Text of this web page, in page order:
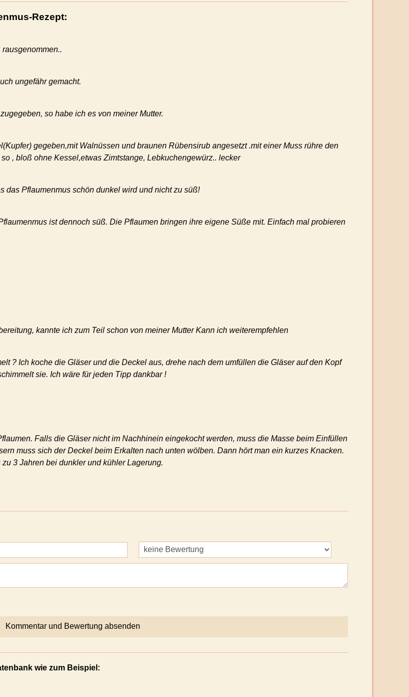
Rezept:
ungefähr gemacht.
so habe ich es von meiner Mutter.
gegeben,mit Walnüssen und braunen Rübensirub angesetzt .mit einer Muss rühre den
, bloß ohne Kessel,etwas Zimtstange, Lebkuchengewürz.. lecker
das Pflaumenmus schön dunkel wird und nicht zu süß!
ist dennoch süß. Die Pflaumen bringen ihre eigene Süße mit. Einfach mal probieren
kannte ich zum Teil schon von meiner Mutter Kann ich weiterempfehlen
? Ich koche die Gläser und die Deckel aus, drehe nach dem umfüllen die Gläser auf den Kopf
sie. Ich wäre für jeden Tipp dankbar !
Falls die Gläser nicht im Nachhinein eingekocht werden, muss die Masse beim Einfüllen
muss sich der Deckel beim Erkalten nach unten wölben. Dann hört man ein kurzes Knacken.
3 Jahren bei dunkler und kühler Lagerung.
wie zum Beispiel: